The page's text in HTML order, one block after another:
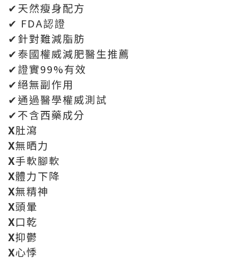
✔天然瘦身配方
✔ FDA認證
✔針對難減脂肪
✔泰國權威減肥醫生推薦
✔證實99%有效
✔絕無副作用
✔通過醫學權威測試
✔不含西藥成分
X肚瀉
X無晒力
X手軟腳軟
X體力下降
X無精神
X頭暈
X口乾
X抑鬱
X心悸